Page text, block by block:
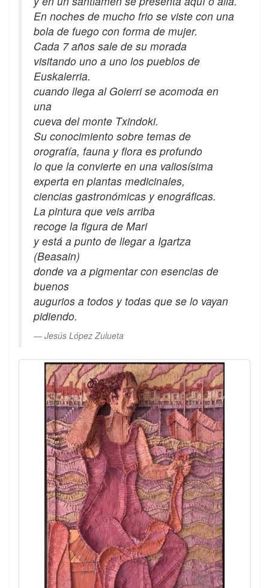
En noches de mucho frio se viste con una
bola de fuego con forma de mujer.
Cada 7 años sale de su morada
visitando uno a uno los pueblos de
Euskalerria.
cuando llega al Goierri se acomoda en
una
cueva del monte Txindoki.
Su conocimiento sobre temas de
orografía, fauna y flora es profundo
lo que la convierte en una valiosísima
experta en plantas medicinales,
ciencias gastronómicas y enográficas.
La pintura que veis arriba
recoge la figura de Mari
y está a punto de llegar a Igartza
(Beasain)
donde va a pigmentar con esencias de
buenos
augurios a todos y todas que se lo vayan
pidiendo.
Jesús López Zulueta